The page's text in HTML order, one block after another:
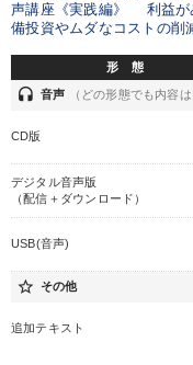
声講座《実践編》 利益が
備投資やムダなコストの削
形 態
headset 音声 （どの形態でも内容は
CD版
デジタル音声版
（配信＋ダウンロード）
USB(音声)
star_border その他
追加テキスト